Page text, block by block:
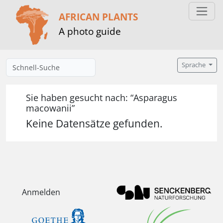
AFRICAN PLANTS
A photo guide
Sprache
Sie haben gesucht nach: “Asparagus
macowanii”
Keine Datensätze gefunden.
Anmelden